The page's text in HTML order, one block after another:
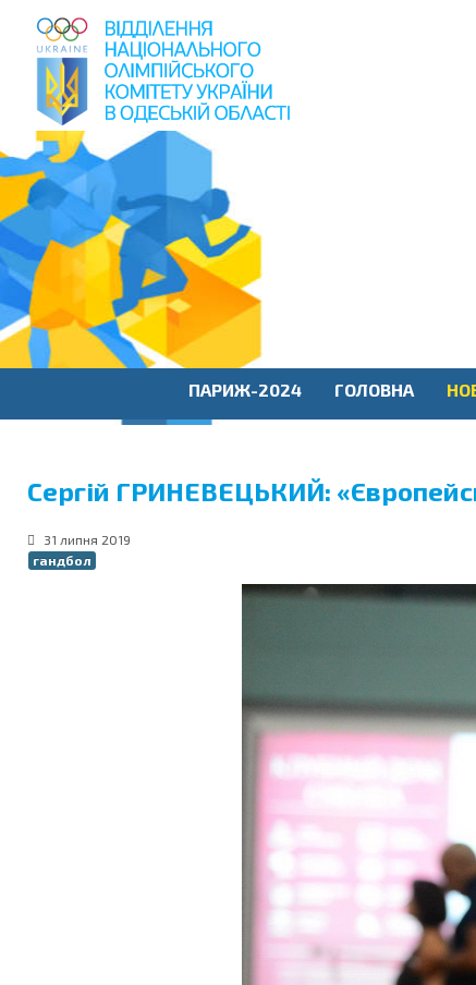
пошук
по
сайту
ПАРИЖ-2024 ГОЛОВНА
Сергій ГРИНЕВЕЦЬКИЙ:
31 липня 2019
гандбол